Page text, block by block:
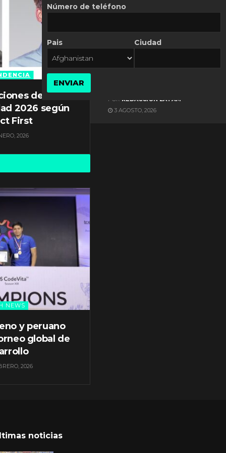
de
2026 según
First
2026
NEWS
y peruano
global de
2026
ES NOTICIA
POR REDACCIÓN LATAM
3 AGOSTO, 2026
noticias
Número de teléfono
Pais Ciudad
ENVIAR